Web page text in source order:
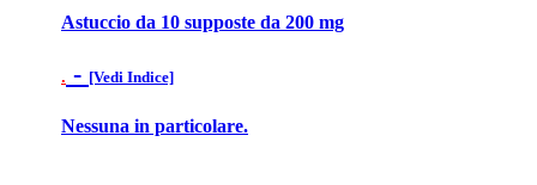
Astuccio da 10 supposte da 200 mg
. - [Vedi Indice]
Nessuna in particolare.